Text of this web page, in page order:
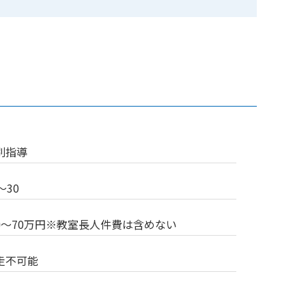
指導
30
70万円※教室長人件費は含めない
不可能